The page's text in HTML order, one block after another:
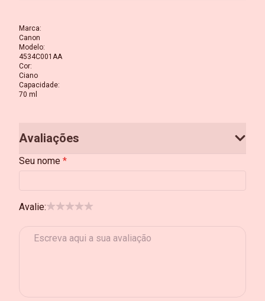
Marca:
Canon
Modelo:
4534C001AA
Cor:
Ciano
Capacidade:
70 ml
Avaliações
Seu nome
Avalie: